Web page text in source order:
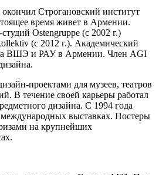
Строгановский институт
время живет в Армении.
Ostengruppe (с 2002 г.)
(с 2012 г.). Академический
ВШЭ и РАУ в Армении. Член AGI
проектами для музеев, театров
В течение своей карьеры работал
дизайна. С 1994 года
выставках. Постеры
на крупнейших